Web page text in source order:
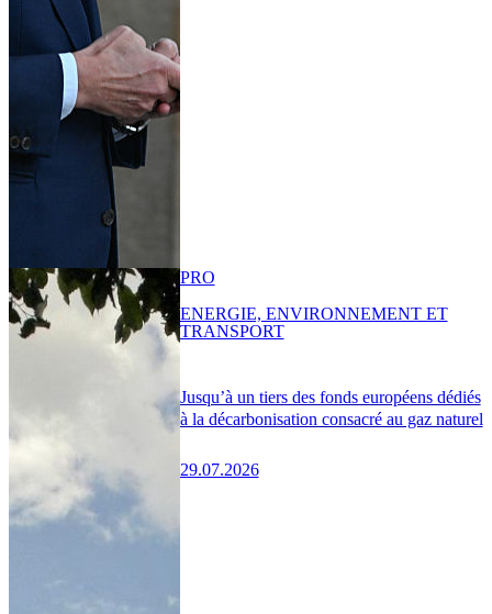
Jusqu’à un tiers des fonds européens dédiés
à la décarbonisation consacré au gaz naturel
29.07.2026
PRO
ENERGIE, ENVIRONNEMENT ET
TRANSPORT